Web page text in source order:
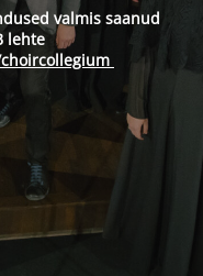
valmis saanud
lehte